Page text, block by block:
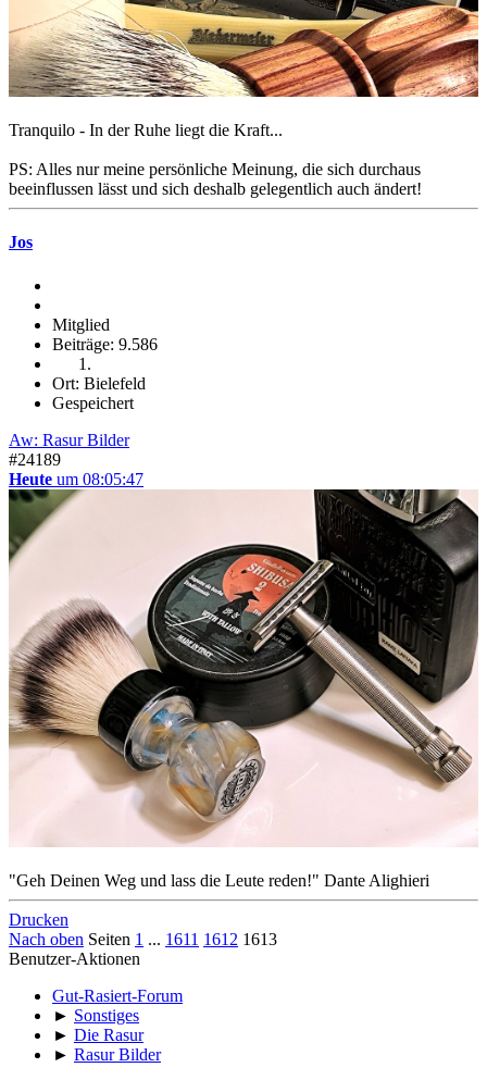
Tranquilo - In der Ruhe liegt die Kraft...
PS: Alles nur meine persönliche Meinung, die sich durchaus
beeinflussen lässt und sich deshalb gelegentlich auch ändert!
Jos
Mitglied
Beiträge: 9.586
Ort: Bielefeld
Gespeichert
Aw: Rasur Bilder
#24189
Heute um 08:05:47
"Geh Deinen Weg und lass die Leute reden!" Dante Alighieri
Drucken
Nach oben Seiten 1 ... 1611 1612 1613
Benutzer-Aktionen
Gut-Rasiert-Forum
► Sonstiges
► Die Rasur
► Rasur Bilder